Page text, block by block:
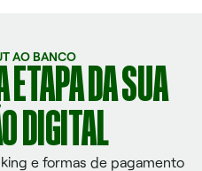
AO BANCO DA SUA
DIGITAL
e formas de pagamento